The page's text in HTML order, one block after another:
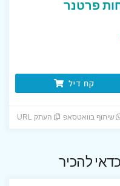
פרטנר
קח דיל
שיתוף בוואטסאפ העתק URL
להכיר